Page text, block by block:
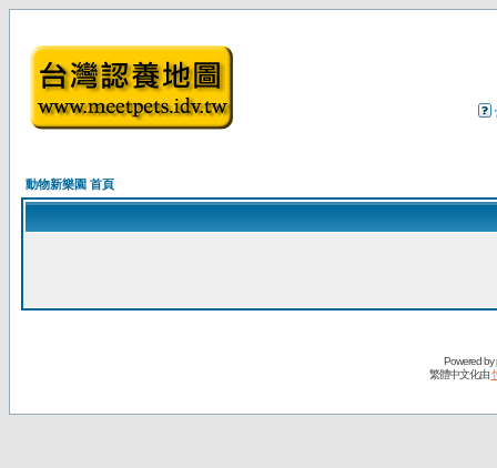
動物新樂園 首頁
Powered by
繁體中文化由